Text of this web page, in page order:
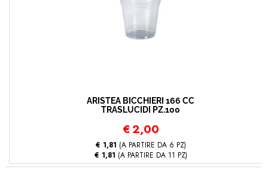
ARISTEA BICCHIERI 166 CC
TRASLUCIDI PZ.100
€2,00
€ 1,81 (A PARTIRE DA 6 PZ)
€ 1,81 (A PARTIRE DA 11 PZ)